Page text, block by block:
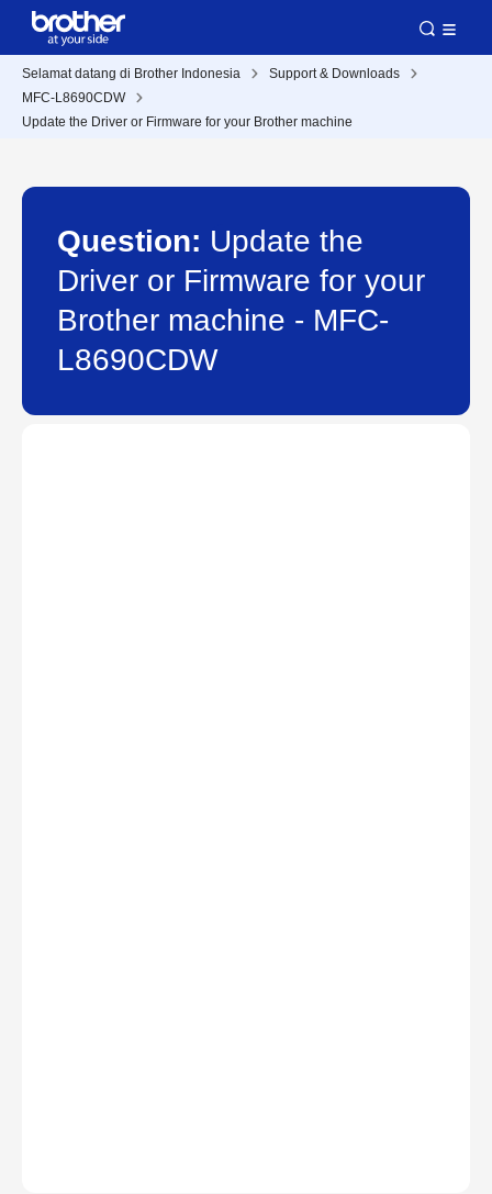
Selamat datang di Brother Indonesia
Support & Downloads
MFC-L8690CDW
Update the Driver or Firmware for your Brother machine
Question: Update the
Driver or Firmware for your
Brother machine - MFC-
L8690CDW